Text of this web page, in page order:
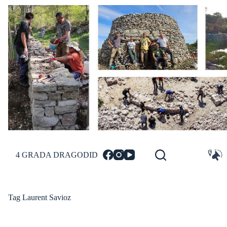
Skip
content
4 GRADA DRAGODID
Tag Laurent Savioz